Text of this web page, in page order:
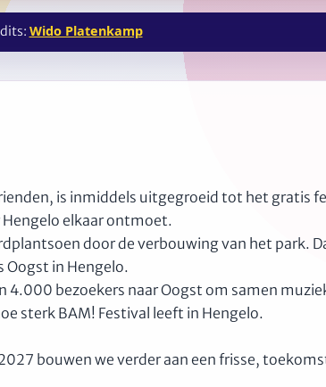
Wido Platenkamp
is inmiddels uitgegroeid tot het gratis
elkaar ontmoet.
door de verbouwing van het park.
Oogst in Hengelo.
bezoekers naar Oogst om samen
sterk BAM! Festival leeft in Hengelo.
bouwen we verder aan een frisse,